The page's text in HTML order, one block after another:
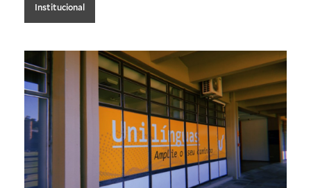
Institucional